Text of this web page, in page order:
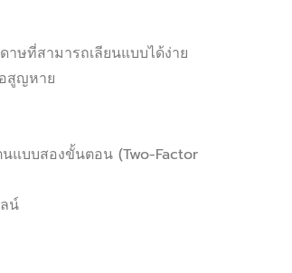
ษที่สามารถเลียนแบบได้ง่าย
สูญหาย
แบบสองขั้นตอน (Two-Factor
น์